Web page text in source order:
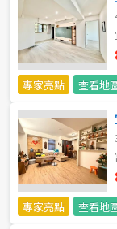
嘉義縣
台南市
澎湖縣
屏東縣
台東縣
40~50 坪
60~70 坪
80坪以上
樓層
專家亮點
查看地
專家亮點
查看地